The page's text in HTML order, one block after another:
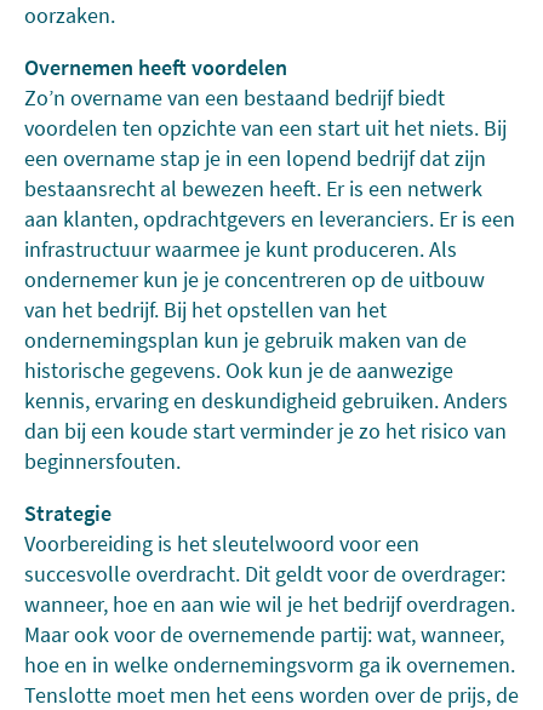
oorzaken.
Overnemen heeft voordelen
Zo’n overname van een bestaand bedrijf biedt
voordelen ten opzichte van een start uit het niets. Bij
een overname stap je in een lopend bedrijf dat zijn
bestaansrecht al bewezen heeft. Er is een netwerk
aan klanten, opdrachtgevers en leveranciers. Er is een
infrastructuur waarmee je kunt produceren. Als
ondernemer kun je je concentreren op de uitbouw
van het bedrijf. Bij het opstellen van het
ondernemingsplan kun je gebruik maken van de
historische gegevens. Ook kun je de aanwezige
kennis, ervaring en deskundigheid gebruiken. Anders
dan bij een koude start verminder je zo het risico van
beginnersfouten.
Strategie
Voorbereiding is het sleutelwoord voor een
succesvolle overdracht. Dit geldt voor de overdrager:
wanneer, hoe en aan wie wil je het bedrijf overdragen.
Maar ook voor de overnemende partij: wat, wanneer,
hoe en in welke ondernemingsvorm ga ik overnemen.
Tenslotte moet men het eens worden over de prijs, de